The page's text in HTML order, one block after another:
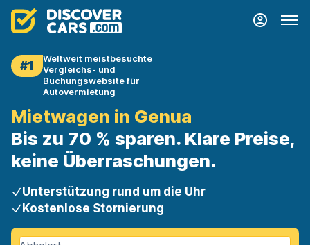
#1
Weltweit meistbesuchte
Vergleichs- und
Buchungswebsite für
Autovermietung
Mietwagen in Genua
Bis zu 70 % sparen. Klare Preise,
keine Überraschungen.
Unterstützung rund um die Uhr
Kostenlose Stornierung